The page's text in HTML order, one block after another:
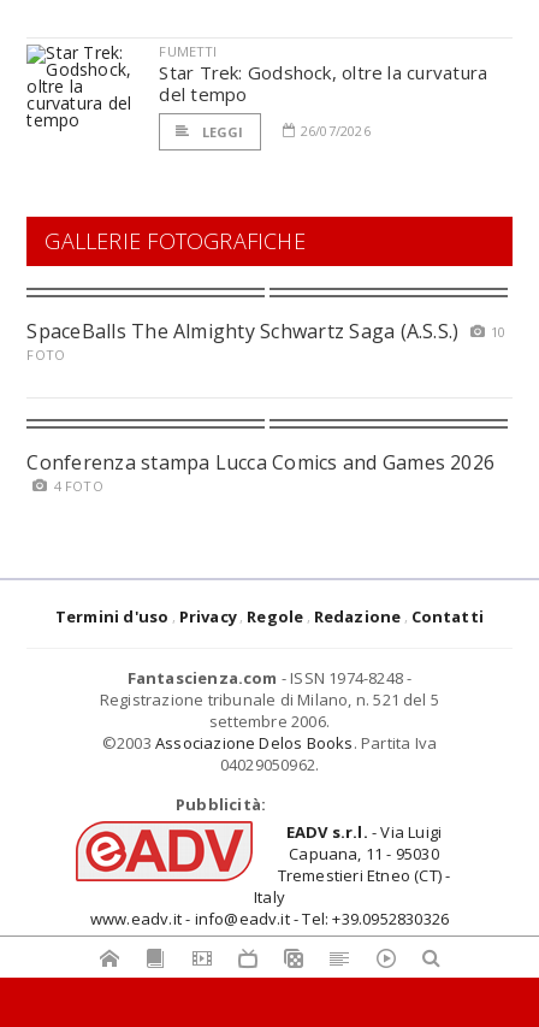
FUMETTI
Star Trek: Godshock, oltre la curvatura
del tempo
LEGGI 26/07/2026
GALLERIE FOTOGRAFICHE
SpaceBalls The Almighty Schwartz Saga (A.S.S.)
10
FOTO
Conferenza stampa Lucca Comics and Games 2026
4 FOTO
Termini d'uso Privacy Regole Redazione Contatti
Fantascienza.com - ISSN 1974-8248 -
Registrazione tribunale di Milano, n. 521 del 5
settembre 2006.
©2003 Associazione Delos Books. Partita Iva
04029050962.
Pubblicità:
EADV s.r.l. - Via Luigi
Capuana, 11 - 95030
Tremestieri Etneo (CT) -
Italy
www.eadv.it - info@eadv.it - Tel: +39.0952830326